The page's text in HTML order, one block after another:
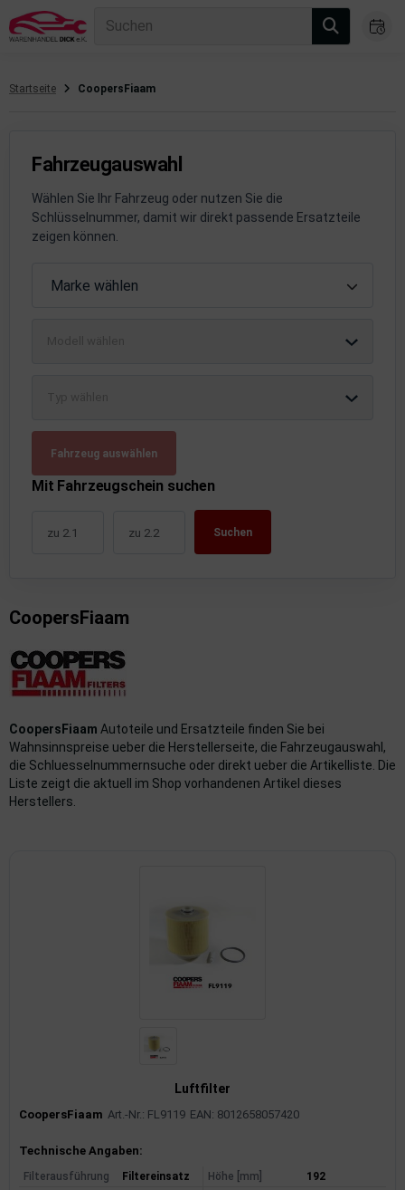
Suchen
Startseite CoopersFiaam
Fahrzeugauswahl
Wählen Sie Ihr Fahrzeug oder nutzen Sie die
Schlüsselnummer, damit wir direkt passende Ersatzteile
zeigen können.
Marke wählen
Fahrzeug auswählen
Mit Fahrzeugschein suchen
Suchen
CoopersFiaam
CoopersFiaam Autoteile und Ersatzteile finden Sie bei
Wahnsinnspreise ueber die Herstellerseite, die Fahrzeugauswahl,
die Schluesselnummernsuche oder direkt ueber die Artikelliste. Die
Liste zeigt die aktuell im Shop vorhandenen Artikel dieses
Herstellers.
Luftfilter
CoopersFiaam Art.-Nr.: FL9119 EAN: 8012658057420
Produktinformationen
Technische Angaben:
Filterausführung Filtereinsatz Höhe [mm]
192
Anbauteile
Dämpfung
Lüftung
Kommunikationssysteme